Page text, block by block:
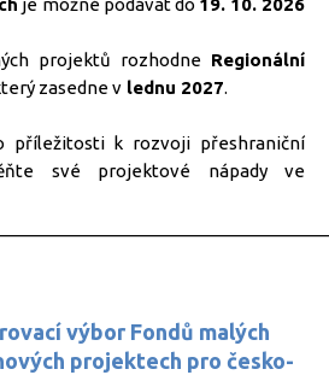
je možné podávat do 19. 10. 2026
projektů rozhodne Regionální
zasedne v lednu 2027.
příležitosti k rozvoji přeshraniční
své projektové nápady ve
výbor Fondů malých
projektech pro česko-